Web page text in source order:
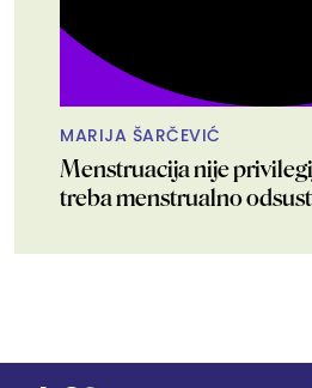
MARIJA ŠARČEVIĆ
Menstruacija nije
treba menstrualno